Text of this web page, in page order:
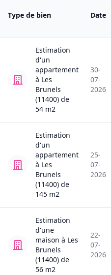
Type de bien Date
Estimation
d'un
appartement
à Les
Brunels
(11400) de
54 m2
30-
07-
2026
Estimation
d'un
appartement
à Les
Brunels
(11400) de
145 m2
25-
07-
2026
Estimation
d'une
maison à Les
Brunels
(11400) de
56 m2
22-
07-
2026